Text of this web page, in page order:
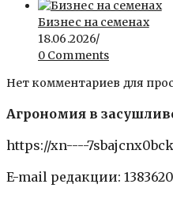
Бизнес на семенах
18.06.2026/
0 Comments
Нет комментариев для
Агрономия в
https://xn----
E-mail редакции: